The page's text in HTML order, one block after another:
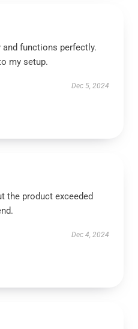
functions perfectly.
my setup.
Dec 5, 2024
the product exceeded
Dec 4, 2024